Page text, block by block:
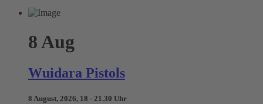
8 Aug
Wuidara Pistols
8 August, 2026, 18 - 21.30 Uhr